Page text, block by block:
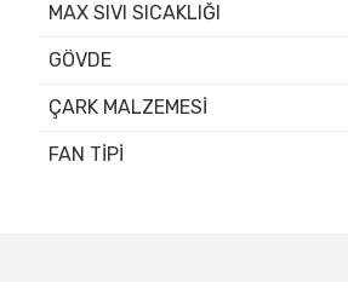
MAX SIVI SICAKLIĞI
GÖVDE
ÇARK MALZEMESİ
FAN TİPİ